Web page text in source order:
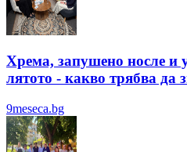
Хрема, запушено носле и
лятотo - какво трябва да
9meseca.bg